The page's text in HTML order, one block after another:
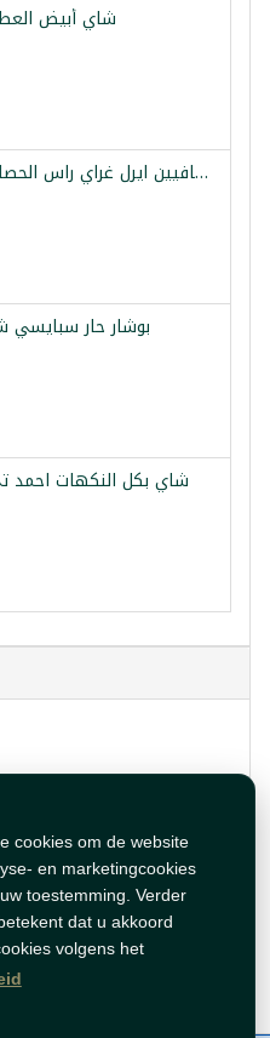
cookies om de website
en marketingcookies
toestemming. Verder
dat u akkoord
volgens het
شاي أبيض العطار 24
شاي بدون كافيين ايرل غراي راس الحصان 20 ظرف
بوشار حار سبايسي
شاي بكل النكهات احمد تي 90